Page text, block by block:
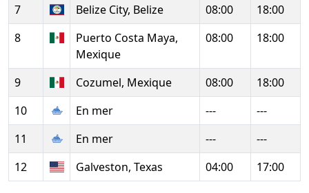
7
Belize City, Belize 08:00
18:00
8
Puerto Costa Maya,
Mexique
08:00 18:00
9 Cozumel, Mexique 08:00
18:00
10
En mer ---
---
11
En mer ---
---
12
Galveston, Texas 04:00 17:00